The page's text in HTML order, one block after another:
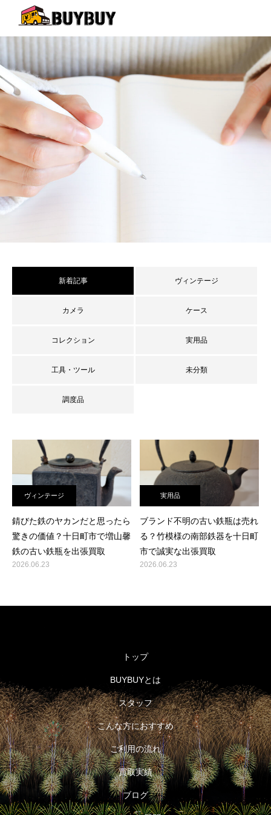
査定員ブログ
新着記事 ヴィンテージ
カメラ ケース
コレクション 実用品
工具・ツール 未分類
調度品
ヴィンテージ
錆びた鉄のヤカンだと思ったら
驚きの価値？十日町市で増山馨
鉄の古い鉄瓶を出張買取
2026.06.23
実用品
ブランド不明の古い鉄瓶は売れ
る？竹模様の南部鉄器を十日町
市で誠実な出張買取
2026.06.23
トップ
BUYBUYとは
スタッフ
こんな方におすすめ
ご利用の流れ
買取実績
ブログ